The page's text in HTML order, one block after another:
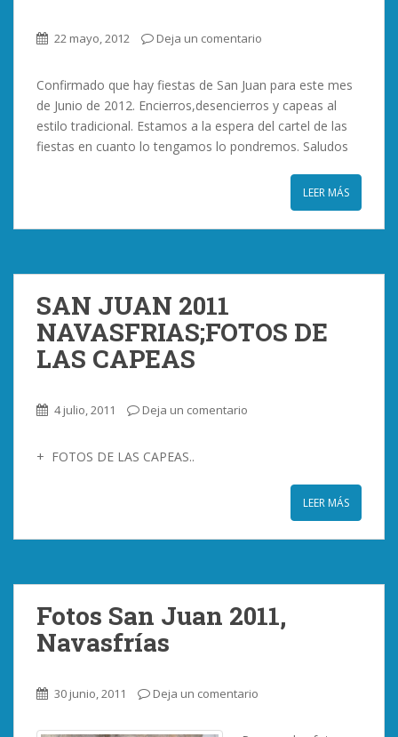
22 mayo, 2012 Deja un comentario
Confirmado que hay fiestas de San Juan para este mes
de Junio de 2012. Encierros,desencierros y capeas al
estilo tradicional. Estamos a la espera del cartel de las
fiestas en cuanto lo tengamos lo pondremos. Saludos
LEER MÁS
SAN JUAN 2011
NAVASFRIAS;FOTOS DE
LAS CAPEAS
4 julio, 2011 Deja un comentario
+ FOTOS DE LAS CAPEAS..
LEER MÁS
Fotos San Juan 2011,
Navasfrías
30 junio, 2011 Deja un comentario